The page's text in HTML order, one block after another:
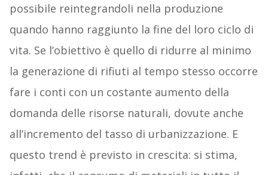
possibile reintegrandoli nella produzione
quando hanno raggiunto la fine del loro ciclo di
vita. Se l’obiettivo è quello di ridurre al minimo
la generazione di rifiuti al tempo stesso occorre
fare i conti con un costante aumento della
domanda delle risorse naturali, dovute anche
all’incremento del tasso di urbanizzazione. E
questo trend è previsto in crescita: si stima,